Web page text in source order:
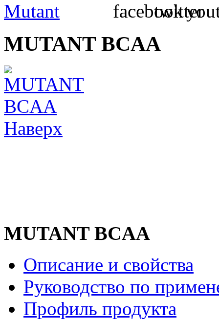
MUTANT BCAA
Наверх
MUTANT BCAA
Описание и свойства
Руководство по
Профиль продукта